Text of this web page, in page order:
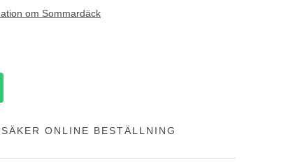
om Sommardäck
SÄKER ONLINE BESTÄLLNING